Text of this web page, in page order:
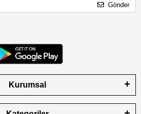
Gönder
Kurumsal